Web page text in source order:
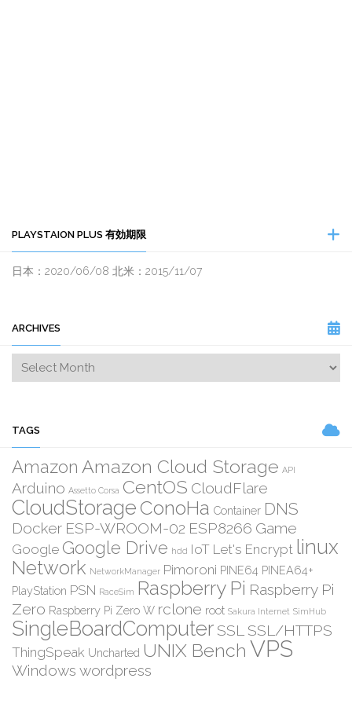
PLAYSTAION PLUS 有効期限
日本：2020/06/08 北米：2015/11/07
ARCHIVES
TAGS
Amazon Amazon Cloud Storage API
Arduino Assetto Corsa CentOS CloudFlare
CloudStorageConoHa Container DNS
Docker ESP-WROOM-02 ESP8266 Game
Google Google Drive hdd IoT Let's Encrypt linux
Network NetworkManager Pimoroni PINE64 PINEA64+
PlayStation PSN RaceSim Raspberry Pi Raspberry Pi
Zero Raspberry Pi Zero W rclone root Sakura Internet SimHub
SingleBoardComputer SSL SSL/HTTPS
ThingSpeak Uncharted UNIX Bench VPS
Windows wordpress